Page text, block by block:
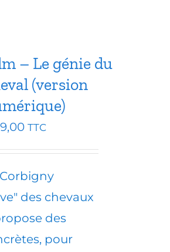
– Le génie du
(version
TTC
des chevaux
des
pour